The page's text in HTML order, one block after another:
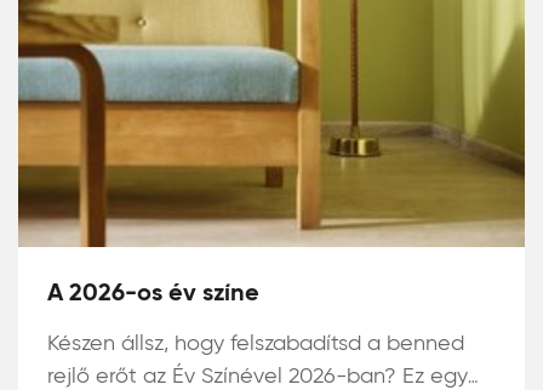
A 2026-os év színe
Készen állsz, hogy felszabadítsd a benned
rejlő erőt az Év Színével 2026-ban? Ez egy